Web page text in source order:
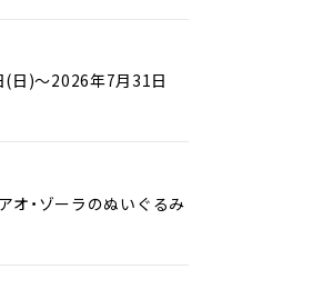
(日)～2026年7月31日
オ・ゾーラのぬいぐるみ